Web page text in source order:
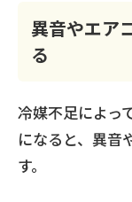
異音やエア
る
冷媒不足によっ
になると、異音
す。